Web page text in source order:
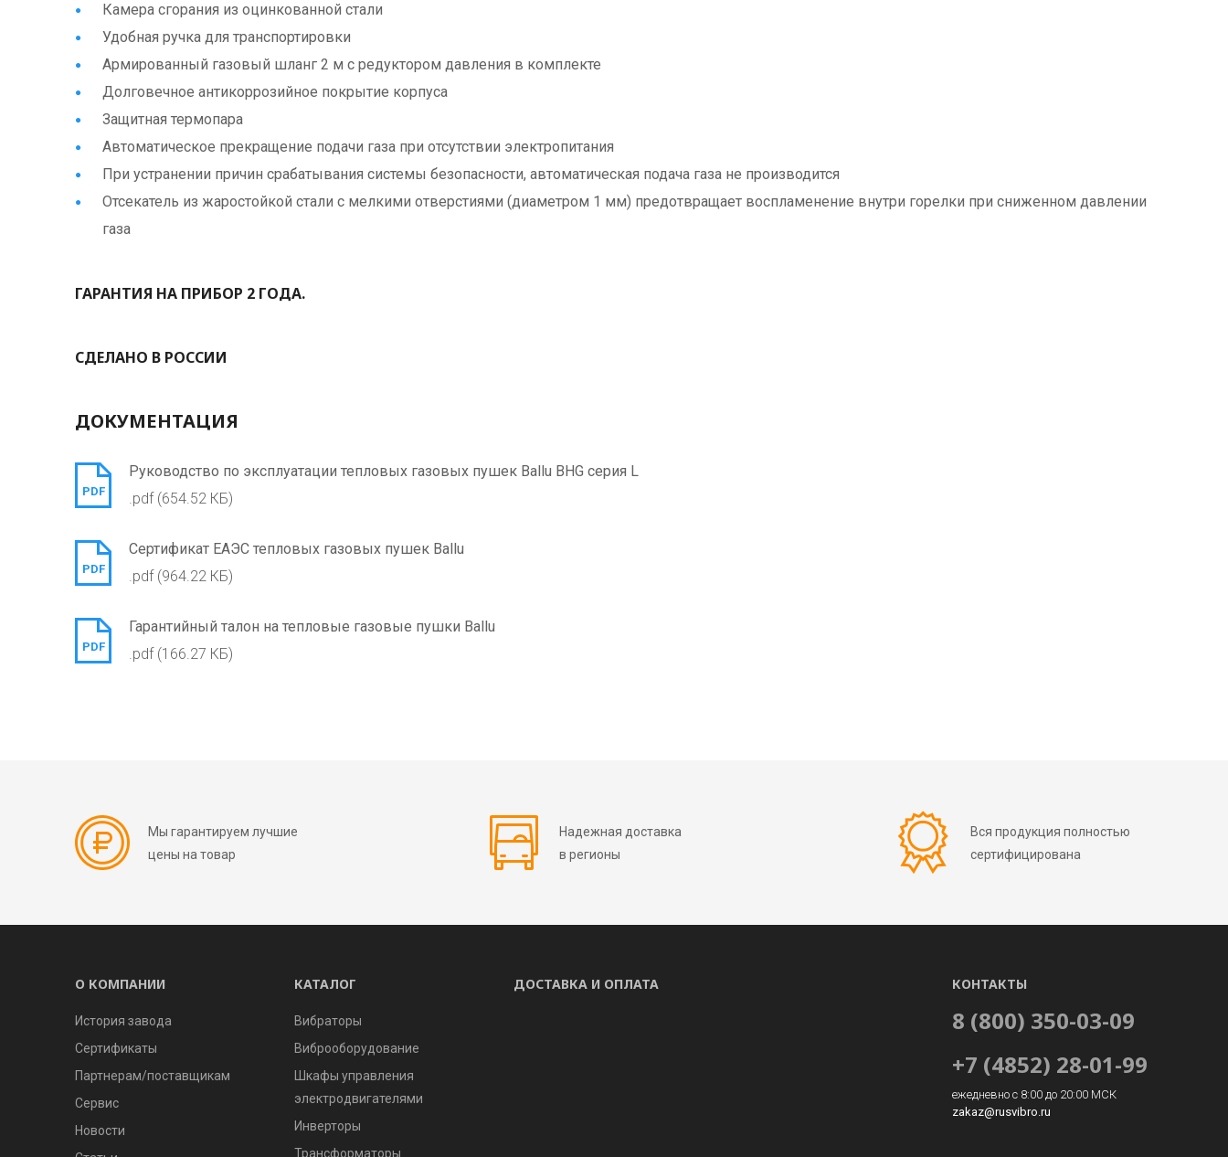
Камера сгорания из оцинкованной стали
Удобная ручка для транспортировки
Армированный газовый шланг 2 м с редуктором давления в комплекте
Долговечное антикоррозийное покрытие корпуса
Защитная термопара
Автоматическое прекращение подачи газа при отсутствии электропитания
При устранении причин срабатывания системы безопасности, автоматическая подача газа не производится
Отсекатель из жаростойкой стали с мелкими отверстиями (диаметром 1 мм) предотвращает воспламенение внутри горелки при сниженном давлении
газа
ГАРАНТИЯ НА ПРИБОР 2 ГОДА.
СДЕЛАНО В РОССИИ
ДОКУМЕНТАЦИЯ
PDF
Руководство по эксплуатации тепловых газовых пушек Ballu BHG серия L
.pdf (654.52 КБ)
PDF
Сертификат ЕАЭС тепловых газовых пушек Ballu
.pdf (964.22 КБ)
PDF
Гарантийный талон на тепловые газовые пушки Ballu
.pdf (166.27 КБ)
Мы гарантируем лучшие
цены на товар
Надежная доставка
в регионы
Вся продукция полностью
сертифицирована
О КОМПАНИИ
История завода
Сертификаты
Партнерам/поставщикам
Сервис
Новости
КАТАЛОГ
Вибраторы
Виброоборудование
Шкафы управления
электродвигателями
Инверторы
Трансформаторы
ДОСТАВКА И ОПЛАТА КОНТАКТЫ
8 (800) 350-03-09
+7 (4852) 28-01-99
ежедневно с 8:00 до 20:00 МСК
zakaz@rusvibro.ru